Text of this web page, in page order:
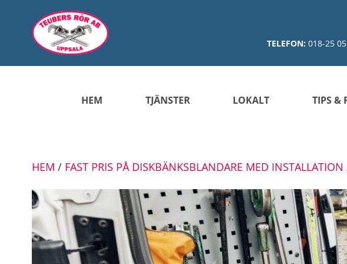
TELEFON: 018-25
HEM TJÄNSTER LOKALT TIPS &
HEM / FAST PRIS PÅ DISKBÄNKSBLANDARE MED INSTALLATION